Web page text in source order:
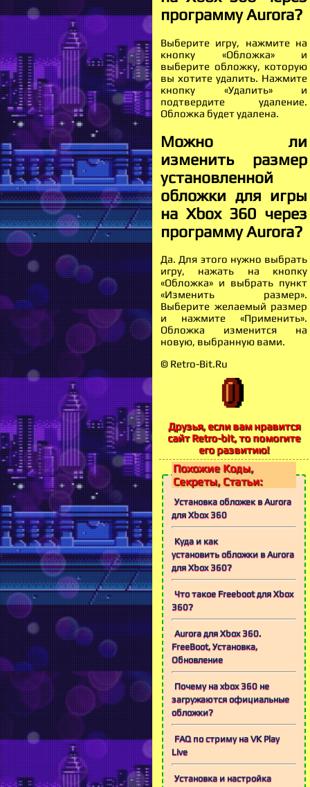
программу Aurora?
Выберите игру, нажмите на
кнопку «Обложка» и
выберите обложку, которую
вы хотите удалить. Нажмите
кнопку «Удалить» и
подтвердите удаление.
Обложка будет удалена.
Можно ли
изменить размер
установленной
обложки для игры
на Xbox 360 через
программу Aurora?
Да. Для этого нужно выбрать
игру, нажать на кнопку
«Обложка» и выбрать пункт
«Изменить размер».
Выберите желаемый размер
и нажмите «Применить».
Обложка изменится на
новую, выбранную вами.
© Retro-Bit.Ru
Друзья, если вам нравится
сайт Retro-bit, то помогите
его развитию!
Похожие Коды,
Секреты, Статьи:
Установка обложек в Aurora
для Xbox 360
Куда и как
установить обложки в Aurora
для Xbox 360?
Что такое Freeboot для Xbox
360?
Aurora для Xbox 360.
FreeBoot, Установка,
Обновление
Почему на xbox 360 не
загружаются официальные
обложки?
FAQ по стриму на VK Play
Live
Установка и настройка